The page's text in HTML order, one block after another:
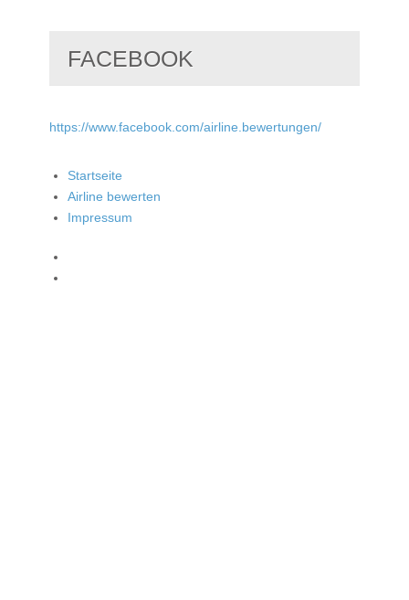
FACEBOOK
https://www.facebook.com/airline.bewertungen/
Startseite
Airline bewerten
Impressum